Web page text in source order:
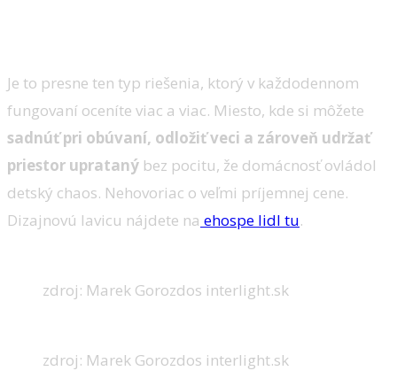
Je to presne ten typ riešenia, ktorý v každodennom
fungovaní oceníte viac a viac. Miesto, kde si môžete
sadnúť pri obúvaní, odložiť veci a zároveň udržať
priestor uprataný bez pocitu, že domácnosť ovládol
detský chaos. Nehovoriac o veľmi príjemnej cene.
Dizajnovú lavicu nájdete na ehospe lidl tu.
zdroj: Marek Gorozdos interlight.sk
zdroj: Marek Gorozdos interlight.sk